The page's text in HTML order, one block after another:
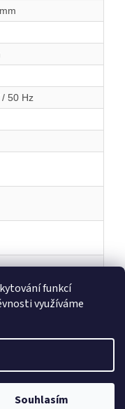
funkcí
využíváme
Souhlasím
/ 50 Hz
práva vyhrazena.